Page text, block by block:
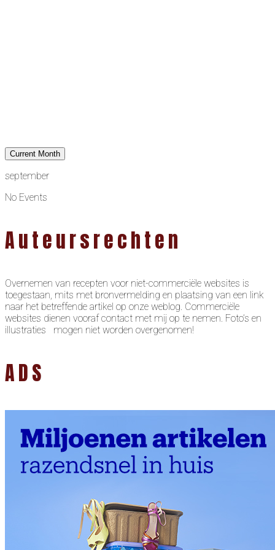
Current Month
september
No Events
Auteursrechten
Overnemen van recepten voor niet-commerciële websites is
toegestaan, mits met bronvermelding en plaatsing van een link
naar het betreffende artikel op onze weblog. Commerciële
websites dienen vooraf contact met mij op te nemen. Foto’s en
illustraties mogen niet worden overgenomen!
ADS